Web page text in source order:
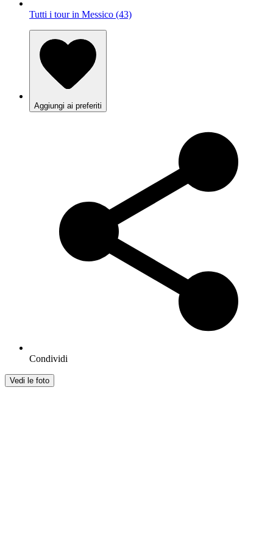
Tutti i tour in Messico (43)
Aggiungi ai preferiti
Condividi
Vedi le foto